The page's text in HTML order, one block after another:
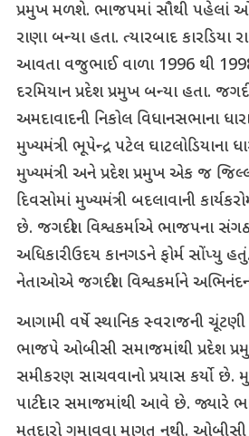
પ્રમુખ મળશે. ભાજપમાં સૌથી પહેલાં
રાણા બન્યા હતા. ત્યારબાદ કારડિયા
આવતા વજુભાઈ વાળા 1996 થી
દરમિયાન પ્રદેશ પ્રમુખ બન્યા હતા.
અમદાવાદની નિકોલ વિધાનસભાના
મુખ્યમંત્રી ભૂપેન્દ્ર પટેલ ઘાટલોડિયાના
મુખ્યમંત્રી અને પ્રદેશ પ્રમુખ એક જ
દિવસોમાં મુખ્યમંત્રી બદલાવાની
છે. જગદીશ વિશ્વકર્માએ ભાજપના
અધિકારી ઉદય કાનગડને ફોર્મ સોંપ્યુ
નેતાઓએ જગદીશ વિશ્વકર્માને
આગામી વર્ષે સ્થાનિક સ્વરાજની ચૂંટણી
ભાજપે ઓબીસી સમાજમાંથી પ્રદેશ
સમીકરણ સાચવવાનો પ્રયાસ કર્યો છે.
પાટીદાર સમાજમાંથી આવે છે.